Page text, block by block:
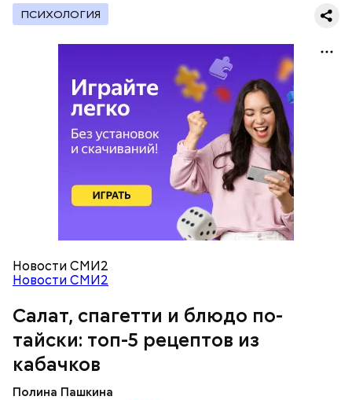
ПСИХОЛОГИЯ
Новости СМИ2
Новости СМИ2
Салат, спагетти и блюдо по-
тайски: топ-5 рецептов из
кабачков
Полина Пашкина
петрушка;
оливковое масло;
Однако диетолог предупредила: не для всех дыня
может быть полезна. В первую очередь ее стоит
есть с осторожностью людям:
лишним весом.